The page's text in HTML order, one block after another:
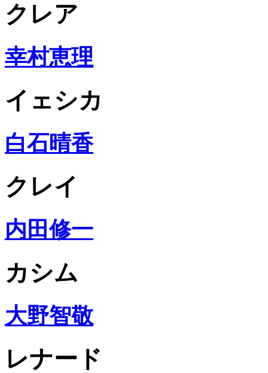
クレア
幸村恵理
イェシカ
白石晴香
クレイ
内田修一
カシム
大野智敬
レナード